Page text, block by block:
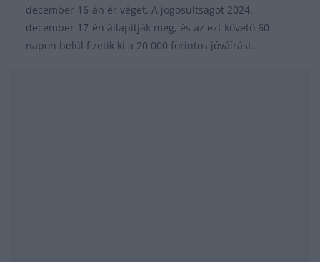
december 16-án ér véget. A jogosultságot 2024.
december 17-én állapítják meg, és az ezt követő 60
napon belül fizetik ki a 20 000 forintos jóváírást.